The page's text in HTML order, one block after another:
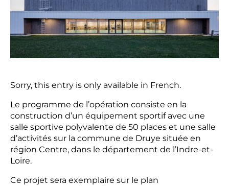
Sorry, this entry is only available in French.
Le programme de l’opération consiste en la
construction d’un équipement sportif avec une
salle sportive polyvalente de 50 places et une salle
d’activités sur la commune de Druye située en
région Centre, dans le département de l’Indre-et-
Loire.
Ce projet sera exemplaire sur le plan